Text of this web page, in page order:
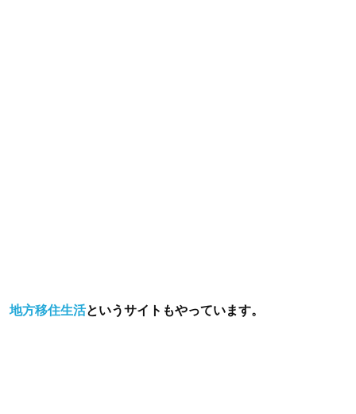
地方移住生活というサイトもやっています。